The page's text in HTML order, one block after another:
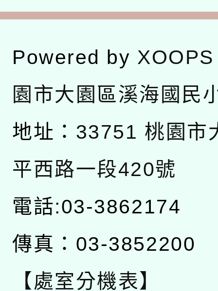
Powered by XOOPS
園市大園區溪海國民
地址： 33751 桃園市
平西路一段420號
電話:03-3862174
傳真：03-3852200
【處室分機表】